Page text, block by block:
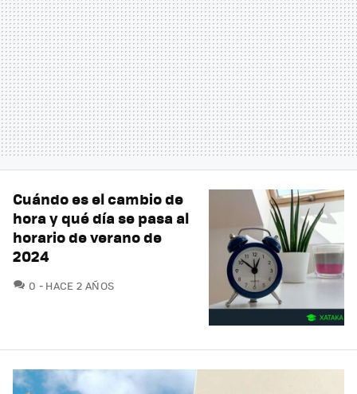
Cuándo es el cambio de
hora y qué día se pasa al
horario de verano de
2024
0 COMENTARIOS
HACE 2 AÑOS